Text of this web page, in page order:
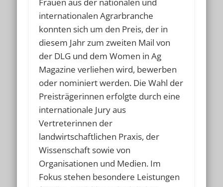
Frauen aus der nationalen und
internationalen Agrarbranche
konnten sich um den Preis, der in
diesem Jahr zum zweiten Mail von
der DLG und dem Women in Ag
Magazine verliehen wird, bewerben
oder nominiert werden. Die Wahl der
Preisträgerinnen erfolgte durch eine
internationale Jury aus
Vertreterinnen der
landwirtschaftlichen Praxis, der
Wissenschaft sowie von
Organisationen und Medien. Im
Fokus stehen besondere Leistungen